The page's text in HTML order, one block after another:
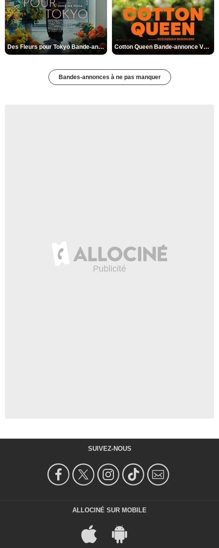
Des Fleurs pour Tokyo Bande-annonce VO STFR Cotton Queen Bande-annonce VO STFR
Bandes-annonces à ne pas manquer
SUIVEZ-NOUS
ALLOCINÉ SUR MOBILE